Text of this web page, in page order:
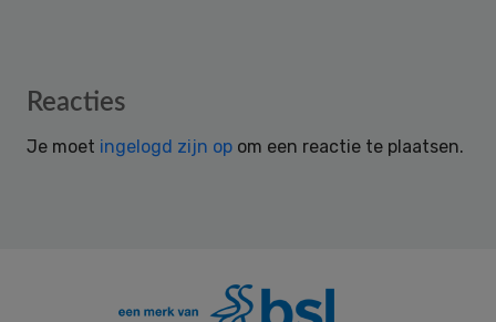
Reader
Reacties
Je moet ingelogd zijn op om een reactie te plaatsen.